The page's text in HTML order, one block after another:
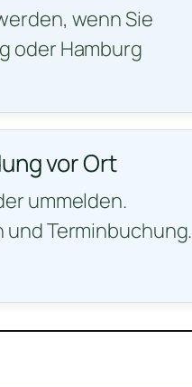
wenn Sie
oder Hamburg
vor Ort
ummelden.
Terminbuchung.